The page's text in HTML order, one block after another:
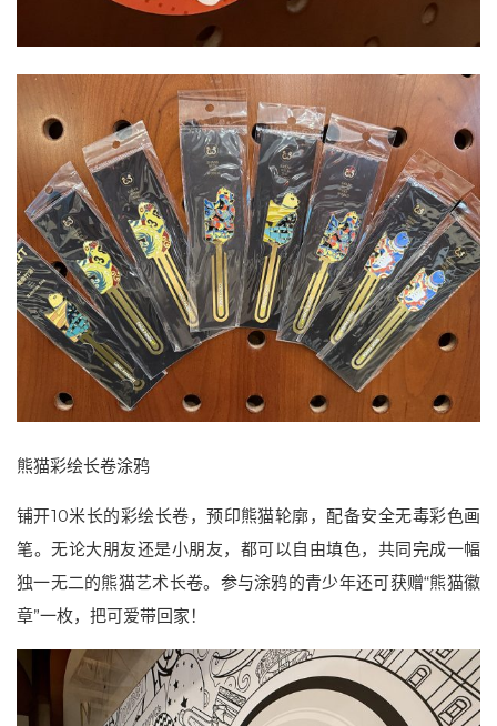
熊猫彩绘长卷涂鸦
铺开10米长的彩绘长卷，预印熊猫轮廓，配备安全无毒彩色画
笔。无论大朋友还是小朋友，都可以自由填色，共同完成一幅
独一无二的熊猫艺术长卷。参与涂鸦的青少年还可获赠“熊猫徽
章”一枚，把可爱带回家！